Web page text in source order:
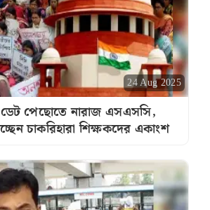
24 Aug 2025
পেছোতে নারাজ এসএসসি,
চাকরিহারা শিক্ষকদের একাংশ